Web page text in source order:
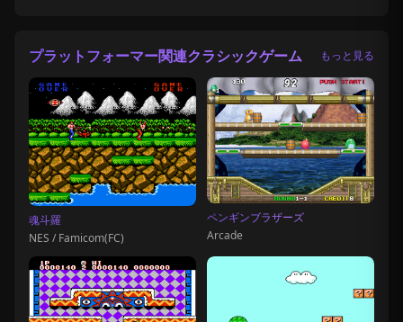
プラットフォーマー関連クラシックゲーム もっと見る
魂斗羅
NES / Famicom(FC)
ペンギンブラザーズ
Arcade